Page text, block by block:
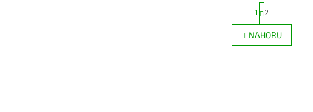
O
v
S
t
r
á
n
1 2
NAHORU